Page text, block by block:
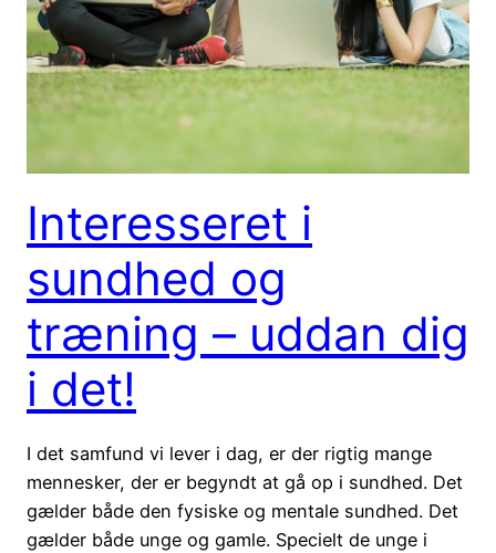
Interesseret i
sundhed og
træning – uddan dig
i det!
I det samfund vi lever i dag, er der rigtig mange
mennesker, der er begyndt at gå op i sundhed. Det
gælder både den fysiske og mentale sundhed. Det
gælder både unge og gamle. Specielt de unge i